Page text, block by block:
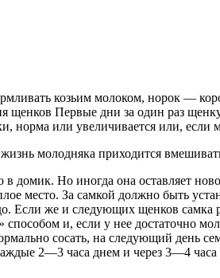
козьим молоком, норок —
щенков Первые дни за один раз
норма или увеличивается или, если
молодняка приходится
домик. Но иногда она оставляет
место. За самкой должно быть
Если же и следующих щенков самка
и, если у нее достаточно
сосать, на следующий день
2—3 часа днем и через 3—4